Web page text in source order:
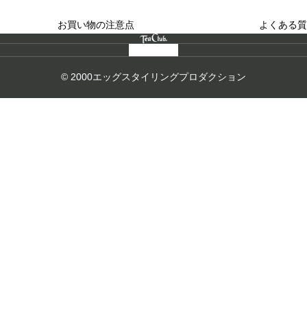
お買い物の注意点 よくある
© 2000エッグスタイリングプロダクション